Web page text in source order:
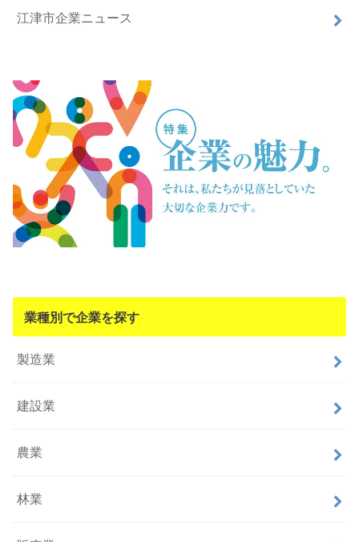
江津市企業ニュース
業種別で企業を探す
製造業
建設業
農業
林業